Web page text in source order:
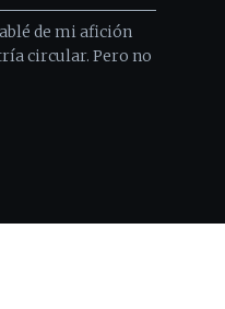
de mi afición
circular. Pero no